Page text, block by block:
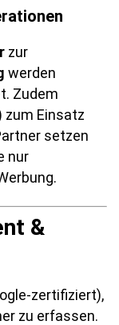
zur
werden
Zudem
zum Einsatz
setzen
nur
&
zertifiziert),
zu erfassen.